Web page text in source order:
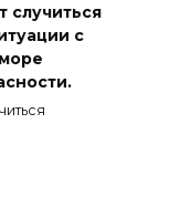
случиться
с